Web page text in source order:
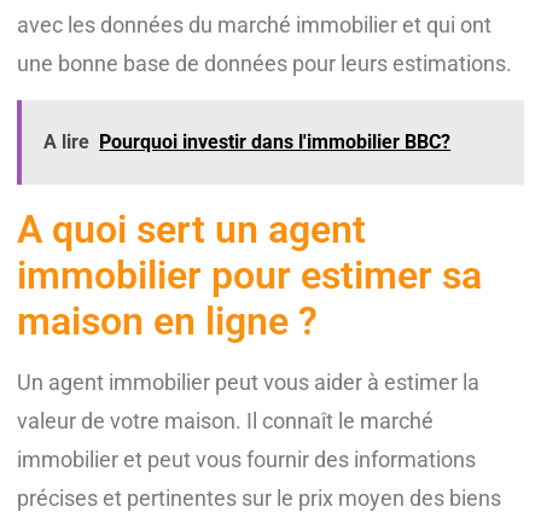
avec les données du marché immobilier et qui ont
une bonne base de données pour leurs estimations.
A lire Pourquoi investir dans l'immobilier BBC?
A quoi sert un agent
immobilier pour estimer sa
maison en ligne ?
Un agent immobilier peut vous aider à estimer la
valeur de votre maison. Il connaît le marché
immobilier et peut vous fournir des informations
précises et pertinentes sur le prix moyen des biens